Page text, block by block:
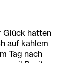
Glück hatten
auf kahlem
Tag nach